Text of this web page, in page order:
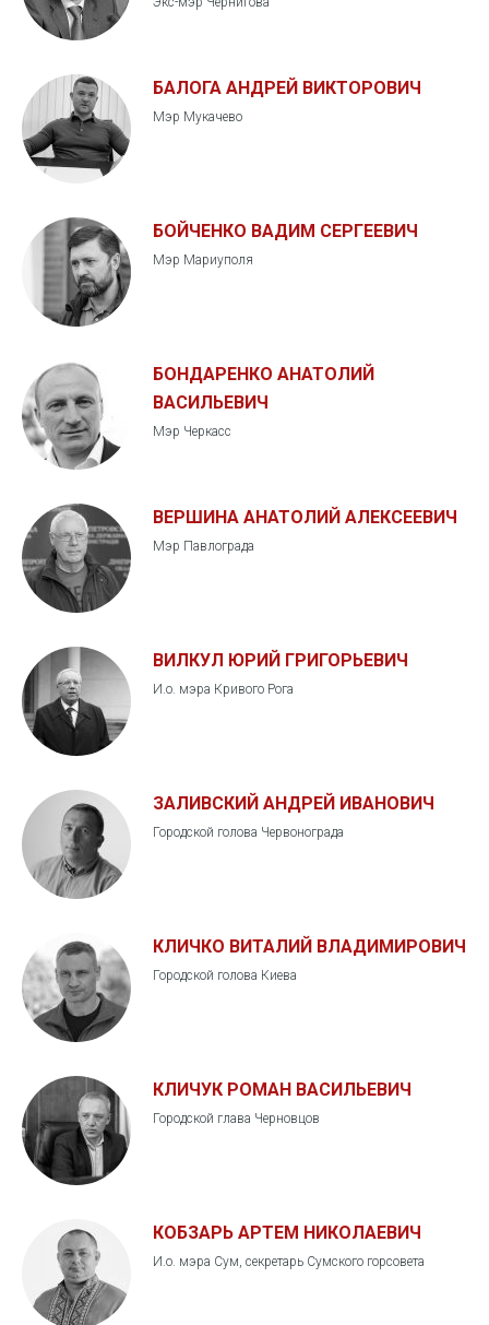
БАЛОГА АНДРЕЙ ВИКТОРОВИЧ
Мэр Мукачево
БОЙЧЕНКО ВАДИМ СЕРГЕЕВИЧ
Мэр Мариуполя
БОНДАРЕНКО АНАТОЛИЙ
ВАСИЛЬЕВИЧ
Мэр Черкасс
ВЕРШИНА АНАТОЛИЙ АЛЕКСЕЕВИЧ
Мэр Павлограда
ВИЛКУЛ ЮРИЙ ГРИГОРЬЕВИЧ
И.о. мэра Кривого Рога
ЗАЛИВСКИЙ АНДРЕЙ ИВАНОВИЧ
Городской голова Червонограда
КЛИЧКО ВИТАЛИЙ ВЛАДИМИРОВИЧ
Городской голова Киева
КЛИЧУК РОМАН ВАСИЛЬЕВИЧ
Городской глава Черновцов
КОБЗАРЬ АРТЕМ НИКОЛАЕВИЧ
И.о. мэра Сум, секретарь Сумского горсовета